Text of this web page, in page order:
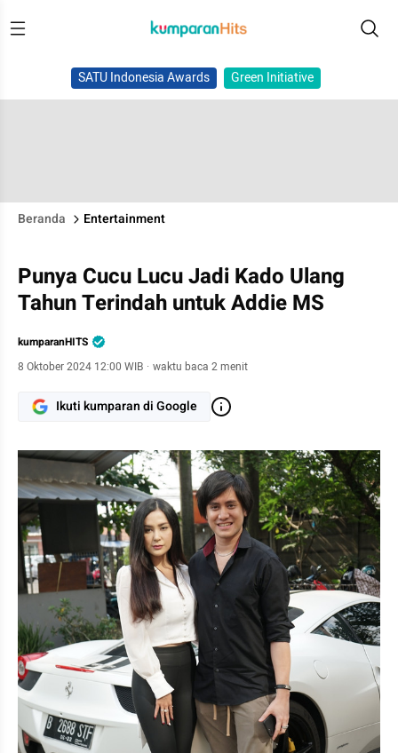
SATU Indonesia Awards Green Initiative
Beranda Entertainment
Punya Cucu Lucu Jadi Kado Ulang
Tahun Terindah untuk Addie MS
kumparanHITS
8 Oktober 2024 12:00 WIB · waktu baca 2 menit
Ikuti kumparan di Google